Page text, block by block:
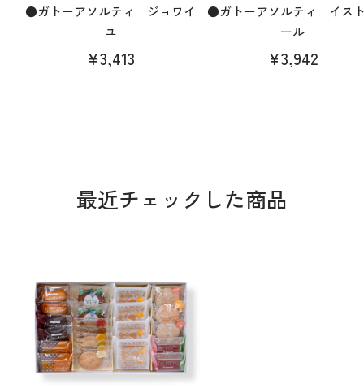
●ガトーアソルティ ジョワイ
ユ
¥3,413
●ガトーアソルティ イス
ール
¥3,942
最近チェックした商品